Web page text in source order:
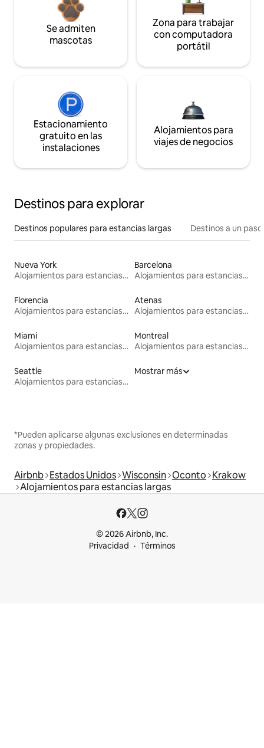
Se admiten
mascotas
Zona para trabajar
con computadora
portátil
Estacionamiento
gratuito en las
instalaciones
Alojamientos para
viajes de negocios
Destinos para explorar
Destinos populares para estancias largas Destinos a un
Nueva York
Alojamientos para estancias largas
Barcelona
Alojamientos para estancias largas
Florencia
Alojamientos para estancias largas
Atenas
Alojamientos para estancias largas
Miami
Alojamientos para estancias largas
Montreal
Alojamientos para estancias largas
Seattle
Alojamientos para estancias largas
Mostrar más
*Pueden aplicarse algunas exclusiones en determinadas
zonas y propiedades.
Airbnb Estados Unidos Wisconsin Oconto Krakow
Alojamientos para estancias largas
© 2026 Airbnb, Inc.
Privacidad
Términos